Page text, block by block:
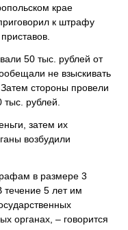
крае
к штрафу
50 тыс. рублей от
не взыскивать
стороны провели
рублей.
затем их
возбудили
в размере 3
5 лет им
органах, – говорится